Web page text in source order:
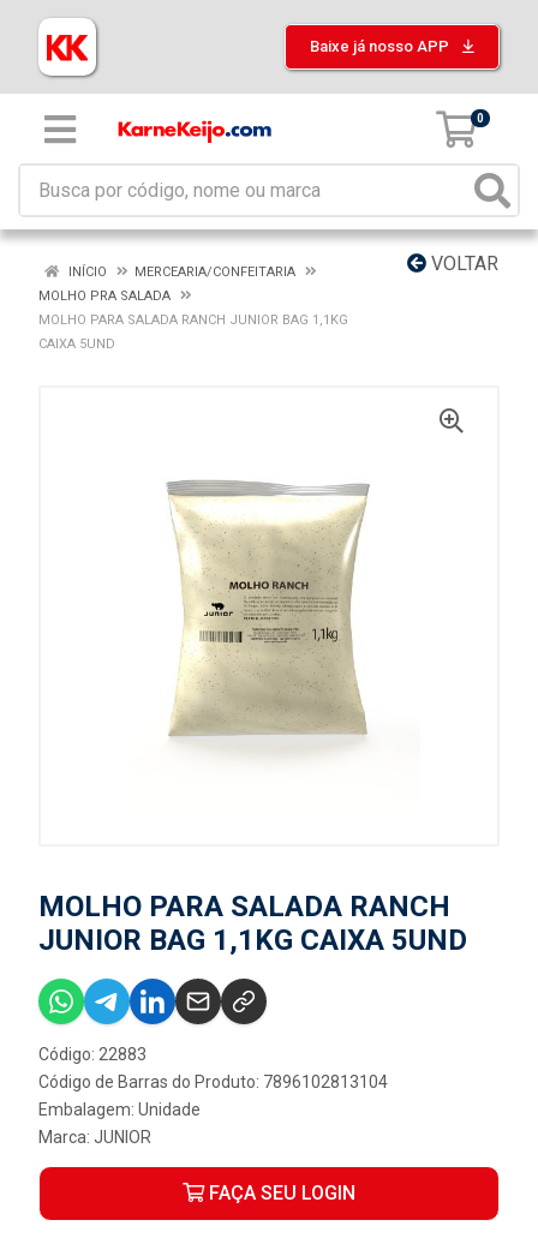
Baixe já nosso APP
0
VOLTAR
INÍCIO
MERCEARIA/CONFEITARIA
MOLHO PRA SALADA
MOLHO PARA SALADA RANCH JUNIOR BAG 1,1KG
CAIXA 5UND
MOLHO PARA SALADA RANCH
JUNIOR BAG 1,1KG CAIXA 5UND
Código: 22883
Código de Barras do Produto: 7896102813104
Embalagem: Unidade
Marca: JUNIOR
FAÇA SEU LOGIN